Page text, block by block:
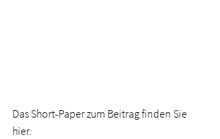
Das Short-Paper zum Beitrag finden Sie
hier: